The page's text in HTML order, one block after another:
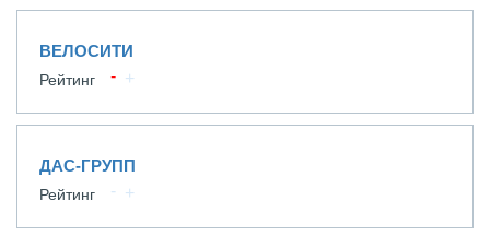
ВЕЛОСИТИ
Рейтинг
ДАС-ГРУПП
Рейтинг